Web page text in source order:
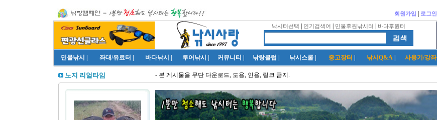
회원가입 로그인
낚시터선택 인기검색어 민물후원낚시터 바다후원터
민물낚시 좌대/유료터 바다낚시 루어낚시 커뮤니티 낚랑클럽 낚시스쿨 중고장터 낚시Q&A 사용기/강좌
노지 리얼타임 - 본 게시물을 무단 다운로드, 도용, 인용, 링크 금지.